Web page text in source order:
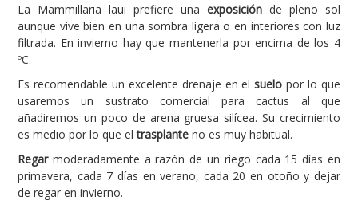
La Mammillaria laui prefiere una exposición de pleno sol
aunque vive bien en una sombra ligera o en interiores con luz
filtrada. En invierno hay que mantenerla por encima de los 4
ºC.
Es recomendable un excelente drenaje en elsuelo por lo que
usaremos un sustrato comercial para cactus al que
añadiremos un poco de arena gruesa silícea. Su crecimiento
es medio por lo que eltrasplante no es muy habitual.
Regarmoderadamente a razón de un riego cada 15 días en
primavera, cada 7 días en verano, cada 20 en otoño y dejar
de regar en invierno.